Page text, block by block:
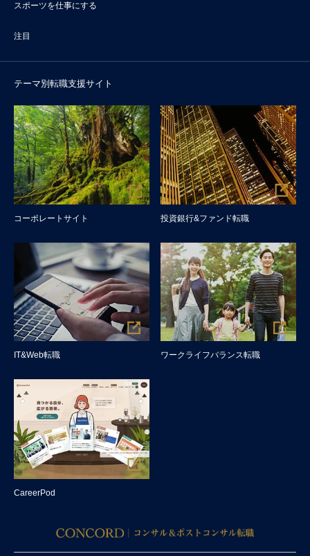
スポーツを仕事にする
注目
テーマ別転職支援サイト
コーポレートサイト 投資銀行&ファンド転職
IT&Web転職 ワークライフバランス転職
CareerPod